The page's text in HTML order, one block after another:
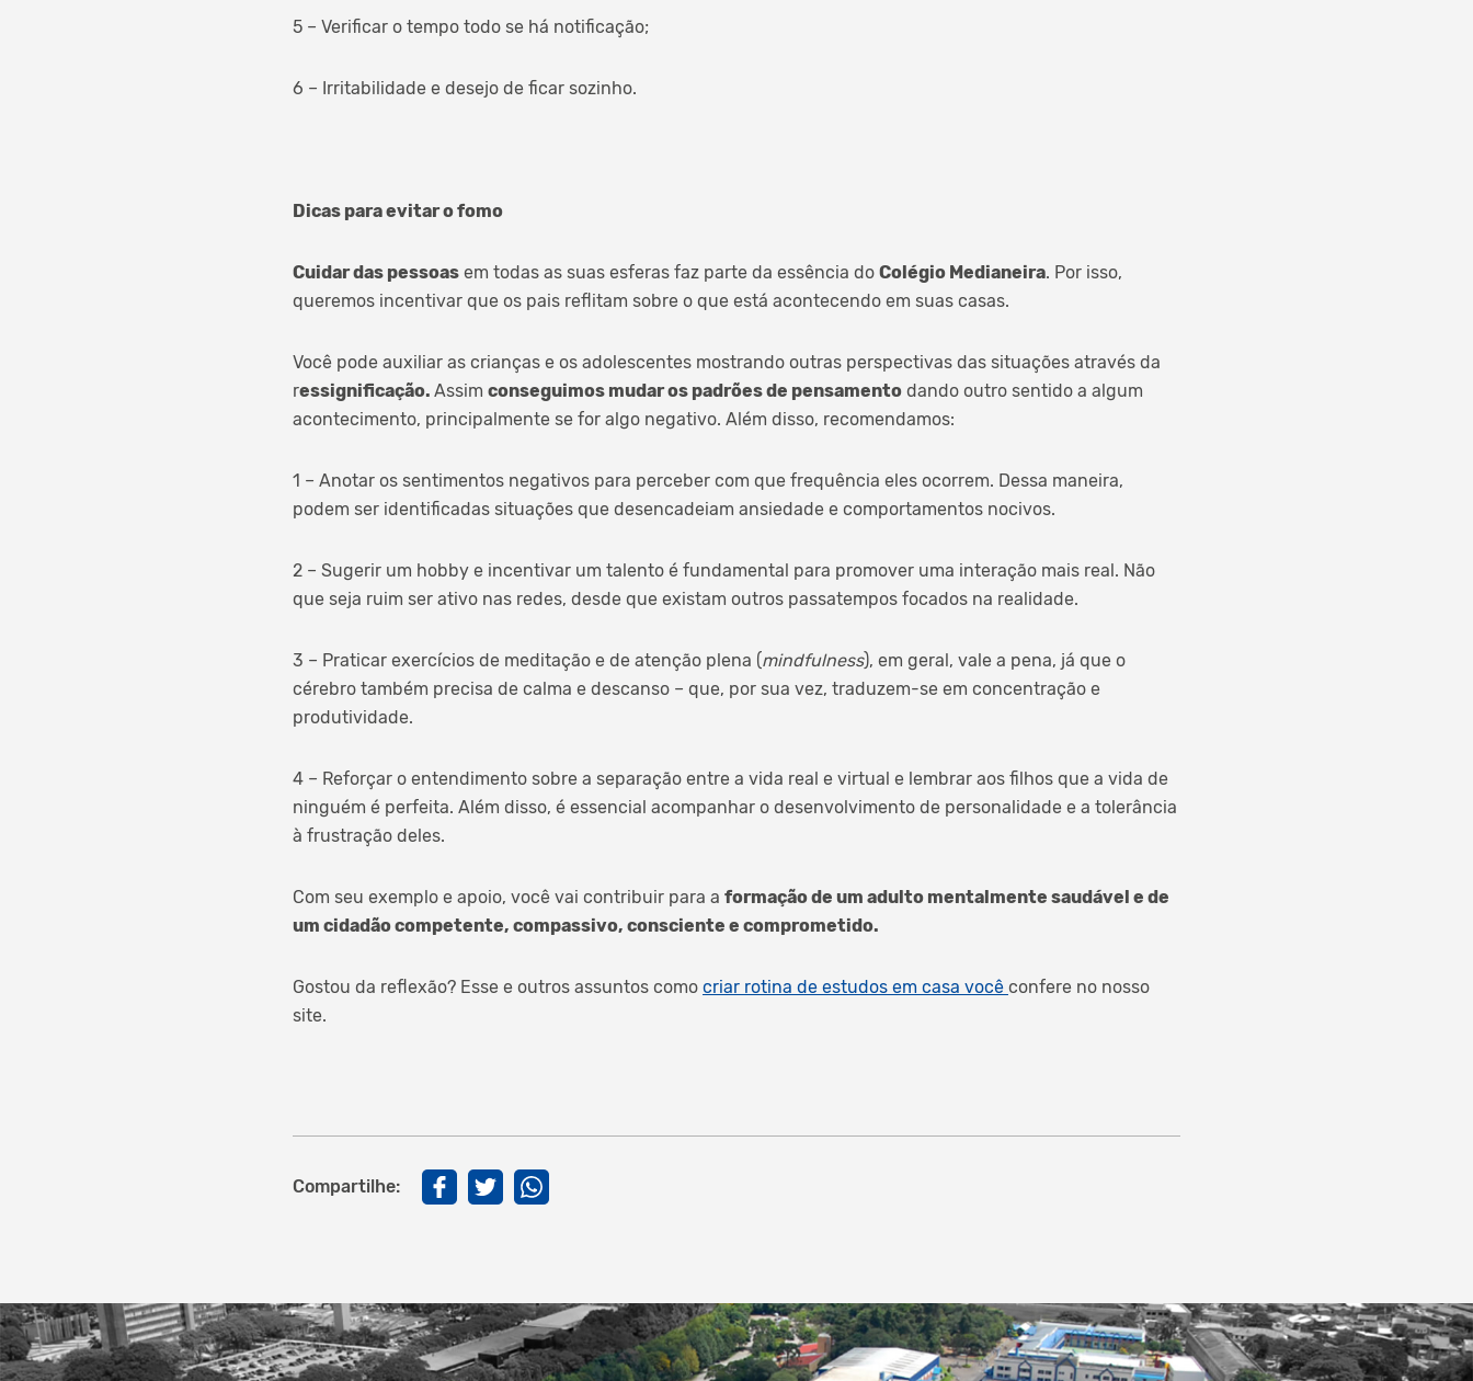
5 – Verificar o tempo todo se há notificação;
6 – Irritabilidade e desejo de ficar sozinho.
Dicas para evitar o fomo
Cuidar das pessoas em todas as suas esferas faz parte da essência do Colégio Medianeira. Por isso,
queremos incentivar que os pais reflitam sobre o que está acontecendo em suas casas.
Você pode auxiliar as crianças e os adolescentes mostrando outras perspectivas das situações através da
ressignificação. Assim conseguimos mudar os padrões de pensamento dando outro sentido a algum
acontecimento, principalmente se for algo negativo. Além disso, recomendamos:
1 – Anotar os sentimentos negativos para perceber com que frequência eles ocorrem. Dessa maneira,
podem ser identificadas situações que desencadeiam ansiedade e comportamentos nocivos.
2 – Sugerir um hobby e incentivar um talento é fundamental para promover uma interação mais real. Não
que seja ruim ser ativo nas redes, desde que existam outros passatempos focados na realidade.
3 – Praticar exercícios de meditação e de atenção plena (mindfulness), em geral, vale a pena, já que o
cérebro também precisa de calma e descanso – que, por sua vez, traduzem-se em concentração e
produtividade.
4 – Reforçar o entendimento sobre a separação entre a vida real e virtual e lembrar aos filhos que a vida de
ninguém é perfeita. Além disso, é essencial acompanhar o desenvolvimento de personalidade e a tolerância
à frustração deles.
Com seu exemplo e apoio, você vai contribuir para a formação de um adulto mentalmente saudável e de
um cidadão competente, compassivo, consciente e comprometido.
Gostou da reflexão? Esse e outros assuntos como criar rotina de estudos em casa você confere no nosso
site.
Compartilhe: